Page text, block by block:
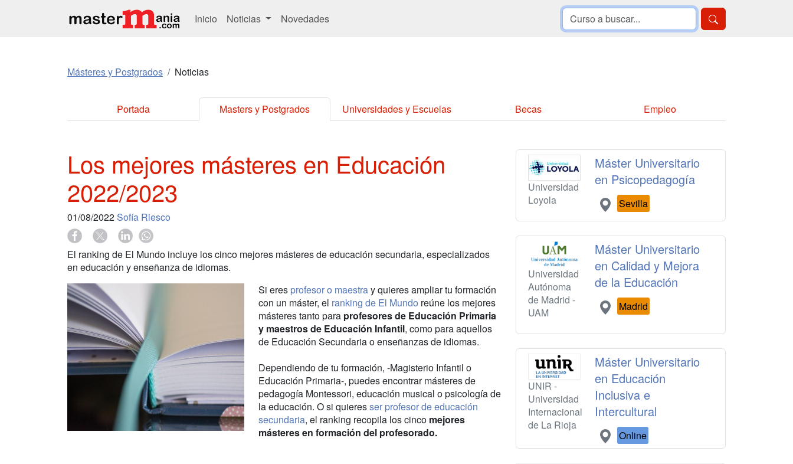
Inicio Noticias Novedades
Másteres y Postgrados Noticias
Portada Masters y Postgrados Universidades y Escuelas Becas Empleo
Los mejores másteres en Educación
2022/2023
01/08/2022 Sofía Riesco
El ranking de El Mundo incluye los cinco mejores másteres de educación secundaria, especializados
en educación y enseñanza de idiomas.
Si eres profesor o maestray quieres ampliar tu formación
con un máster, el ranking de El Mundo reúne los mejores
másteres tanto para profesores de Educación Primaria
y maestros de Educación Infantil, como para aquellos
de Educación Secundaria o enseñanzas de idiomas.
Dependiendo de tu formación, -Magisterio Infantil o
Educación Primaria-, puedes encontrar másteres de
pedagogía Montessori, educación musical o psicología de
la educación. O si quieresser profesor de educación
secundaria, el ranking recopila los cinco mejores
másteres en formación del profesorado.
Universidad
Loyola
Máster Universitario
en Psicopedagogía
Sevilla
Universidad
Autónoma
de Madrid -
UAM
Máster Universitario
en Calidad y Mejora
de la Educación
Madrid
UNIR -
Universidad
Internacional
de La Rioja
Máster Universitario
en Educación
Inclusiva e
Intercultural
Online